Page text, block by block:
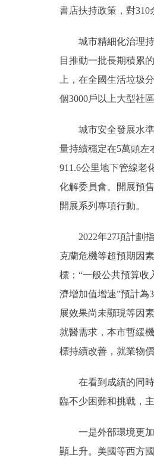
書店扶持政策，對
城市精細化治理持續
目推動一批長期積累
上，在全國生活垃圾
個3000戶以上大型社
城市安全發展水準
量持續穩定在5萬頭
911.6公里地下管線老
化解委員會。開展預
開展系列專項行動。
2022年27項計劃指
克蘭危機等超預期因
標；“一般公共預算收
濟增加值增速”預計為
展效果尚未顯現等因
就醫需求，本市暫緩
標持續改善，就業物
在看到成績的同時
臨不少困難和挑戰，
一是外部環境更加
顯上升。美國等西方